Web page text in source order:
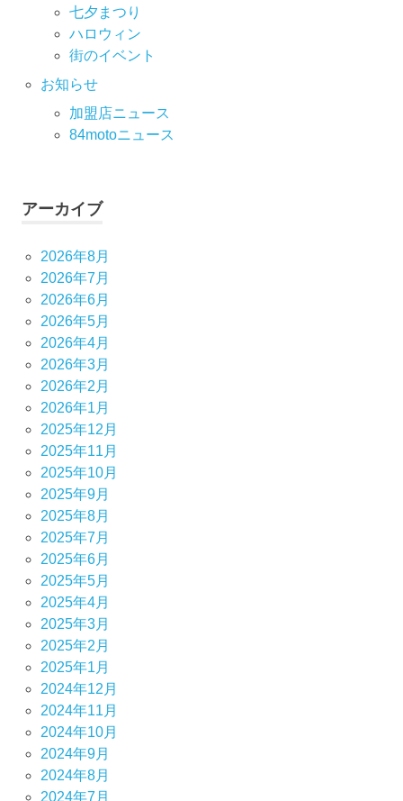
七⼣まつり
ハロウィン
街のイベント
お知らせ
加盟店ニュース
84motoニュース
アーカイブ
2026年8月
2026年7月
2026年6月
2026年5月
2026年4月
2026年3月
2026年2月
2026年1月
2025年12月
2025年11月
2025年10月
2025年9月
2025年8月
2025年7月
2025年6月
2025年5月
2025年4月
2025年3月
2025年2月
2025年1月
2024年12月
2024年11月
2024年10月
2024年9月
2024年8月
2024年7月